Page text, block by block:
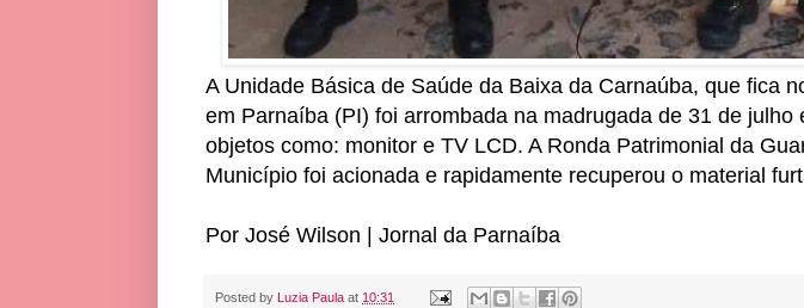
A Unidade Básica de Saúde da Baixa da Carnaúba, que fica
em Parnaíba (PI) foi arrombada na madrugada de 31 de julho
objetos como: monitor e TV LCD. A Ronda Patrimonial da
Município foi acionada e rapidamente recuperou o material
Por José Wilson | Jornal da Parnaíba
Posted by Luzia Paula at 10:31